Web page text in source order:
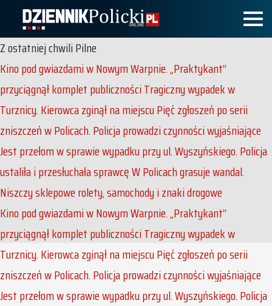
Z ostatniej chwiliPilne
Kino pod gwiazdami w Nowym Warpnie. „Praktykant”
przyciągnął komplet publicznościTragiczny wypadek w
Turznicy. Kierowca zginął na miejscuPięć zgłoszeń po serii
zniszczeń w Policach. Policja prowadzi czynności wyjaśniające
Jest przełom w sprawie wypadku przy ul. Wyszyńskiego. Policja
ustaliła i przesłuchała sprawcęW Policach grasuje wandal.
Niszczy sklepowe rolety, samochody i znaki drogowe
Kino pod gwiazdami w Nowym Warpnie. „Praktykant”
przyciągnął komplet publicznościTragiczny wypadek w
Turznicy. Kierowca zginął na miejscuPięć zgłoszeń po serii
zniszczeń w Policach. Policja prowadzi czynności wyjaśniające
Jest przełom w sprawie wypadku przy ul. Wyszyńskiego. Policja